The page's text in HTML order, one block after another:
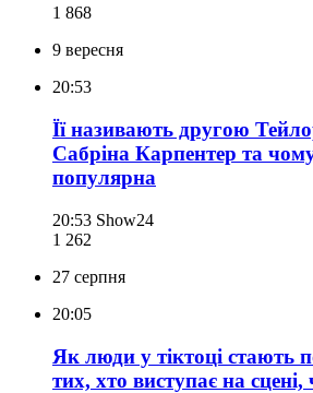
1 868
9 вересня
20:53
Її називають другою
Сабріна Карпентер та
популярна
20:53 Show24
1 262
27 серпня
20:05
Як люди у тіктоці стають
тих, хто виступає на сцені,